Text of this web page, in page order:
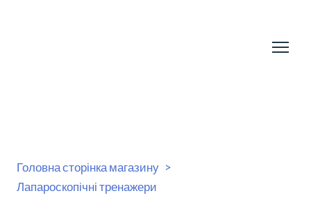
Головна сторінка магазину
Лапароскопічні тренажери